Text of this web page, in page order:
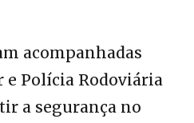
acompanhadas
Polícia Rodoviária
a segurança no